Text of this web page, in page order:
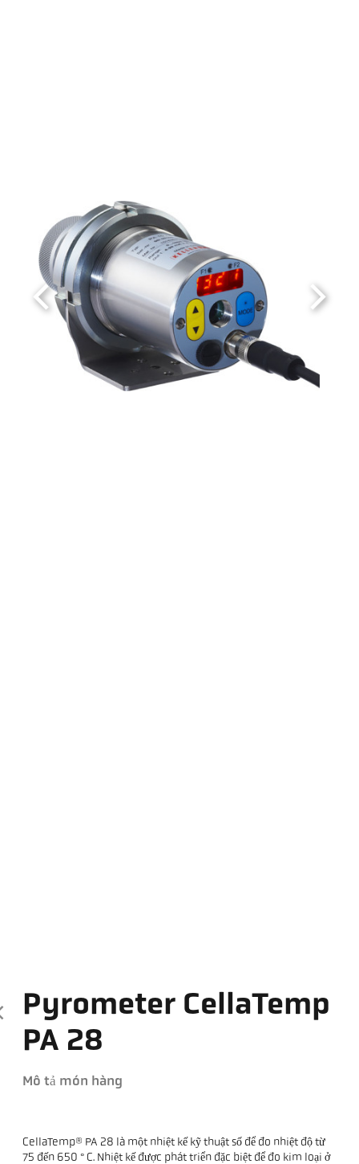
Pyrometer CellaTemp
PA 28
Mô tả món hàng
CellaTemp® PA 28 là một nhiệt kế kỹ thuật số để đo nhiệt độ từ
75 đến 650 ° C. Nhiệt kế được phát triển đặc biệt để đo kim loại ở